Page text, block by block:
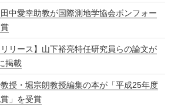
田中愛幸助教が国際測地学協会ボンフォー
リリース】山下裕亮特任研究員らの論文が
掲載
授・堀宗朗教授編集の本が「平成25年度
」を受賞